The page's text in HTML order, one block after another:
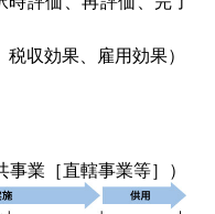
業［直轄事業等］）
収効果、雇用効果）